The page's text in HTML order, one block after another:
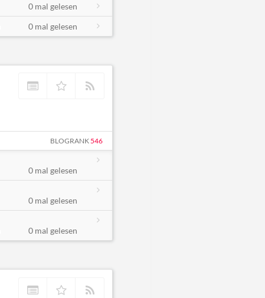
0 mal gelesen
0 mal gelesen
BLOGRANK 546
0 mal gelesen
0 mal gelesen
0 mal gelesen